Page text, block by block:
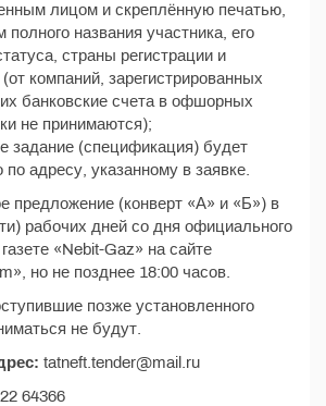
лицом и скреплённую печатью,
полного названия участника, его
страны регистрации и
(от компаний, зарегистрированных
банковские счета в офшорных
не принимаются);
задание (спецификация) будет
по адресу, указанному в заявке.
предложение (конверт «А» и «Б») в
рабочих дней со дня официального
«Nebit-Gaz» на сайте
но не позднее 18:00 часов.
позже установленного
не будут.
tatneft.tender@mail.ru
64366